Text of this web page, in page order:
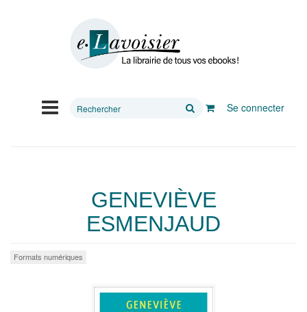
Rechercher
Se connecter
GENEVIÈVE
ESMENJAUD
Formats numériques